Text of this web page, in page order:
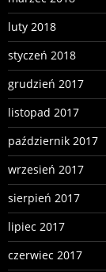
luty 2018
styczeń 2018
grudzień 2017
listopad 2017
październik 2017
wrzesień 2017
sierpień 2017
lipiec 2017
czerwiec 2017